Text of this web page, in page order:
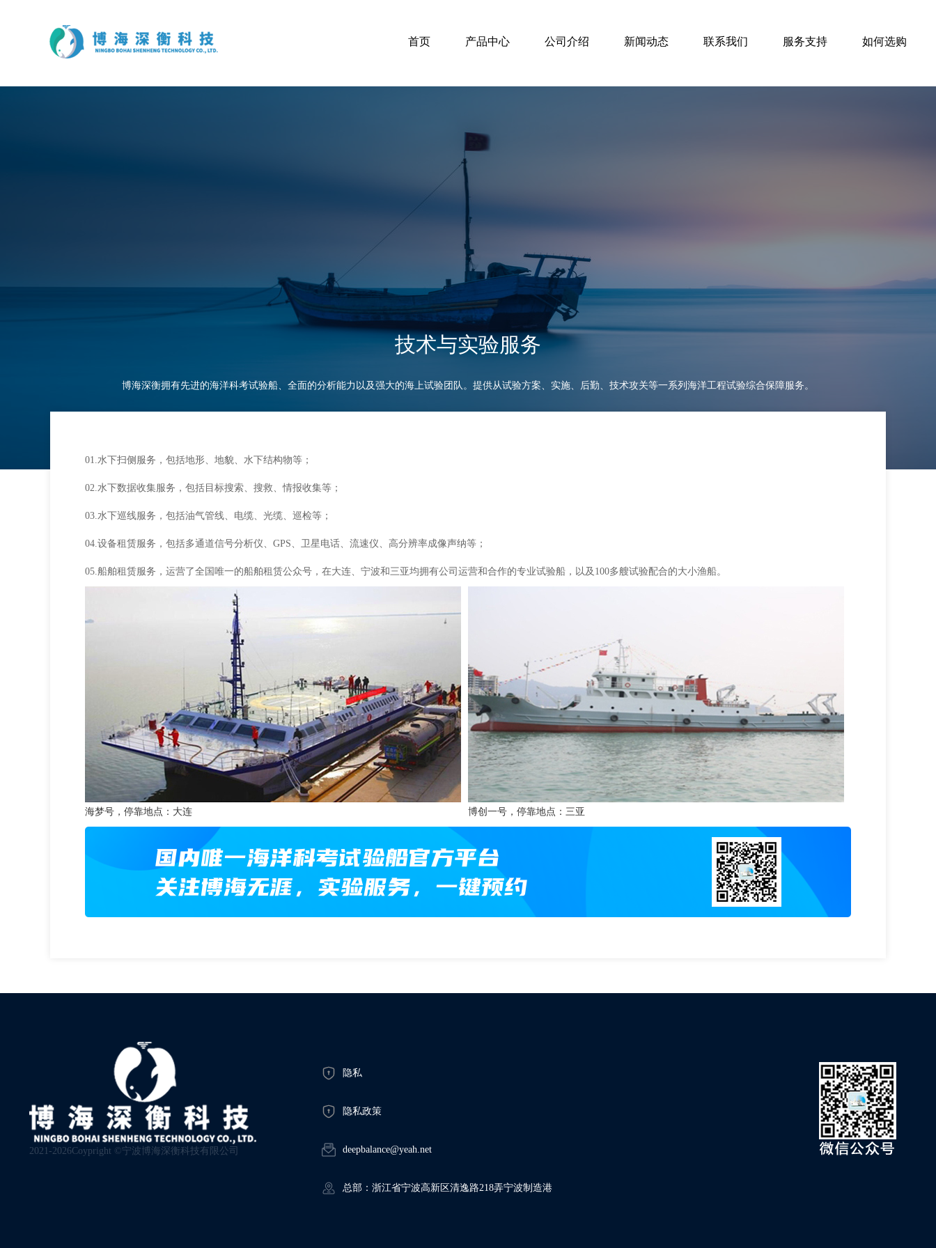
首页 产品中心 公司介绍 新闻动态 联系我们 服务支持 如何选购
技术与实验服务
博海深衡拥有先进的海洋科考试验船、全面的分析能力以及强大的海上试验团队。提供从试验方案、实施、后勤、技术攻关等一系列海洋工程试验综合保障服务。
01.水下扫侧服务，包括地形、地貌、水下结构物等；
02.水下数据收集服务，包括目标搜索、搜救、情报收集等；
03.水下巡线服务，包括油气管线、电缆、光缆、巡检等；
04.设备租赁服务，包括多通道信号分析仪、GPS、卫星电话、流速仪、高分辨率成像声纳等；
05.船舶租赁服务，运营了全国唯一的船舶租赁公众号，在大连、宁波和三亚均拥有公司运营和合作的专业试验船，以及100多艘试验配合的大小渔船。
海梦号，停靠地点：大连 博创一号，停靠地点：三亚
2021-2026Coypright ©宁波博海深衡科技有限公司
隐私
隐私政策
deepbalance@yeah.net
总部：浙江省宁波高新区清逸路218弄宁波制造港